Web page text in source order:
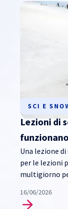
SCI E
Lezioni di
funzionano
Una lezione di
per le lezioni
multigiorno
16/06/2026